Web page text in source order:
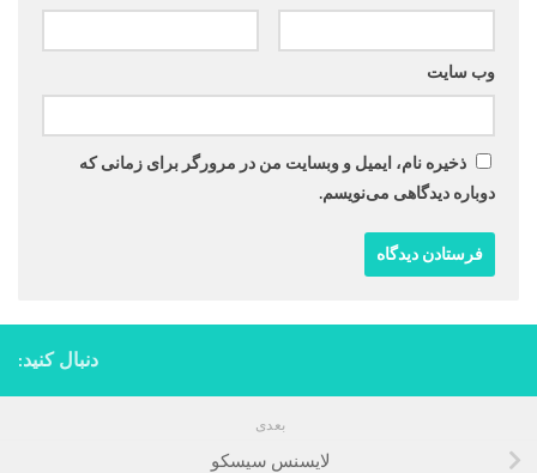
وب‌ سایت
ذخیره نام، ایمیل و وبسایت من در مرورگر برای زمانی که
دوباره دیدگاهی می‌نویسم.
دنبال کنید:
بعدی
لایسنس سیسکو